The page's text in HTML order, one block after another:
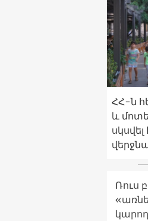
ՀՀ-ն
և
սկսվել
Ռուս